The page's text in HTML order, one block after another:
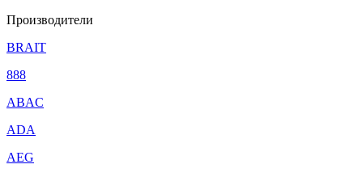
Производители
BRAIT
888
ABAC
ADA
AEG